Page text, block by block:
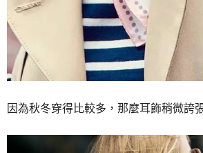
因為秋冬穿得比較多，那麼耳飾稍微誇